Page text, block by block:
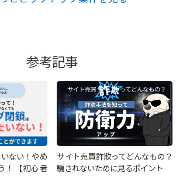
参考記事
ない！やめ
！【初心者
サイト売買詐欺ってどんなもの？
騙されないために見るポイント